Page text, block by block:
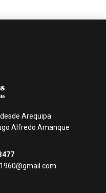
Arequipa
Alfredo Amanque